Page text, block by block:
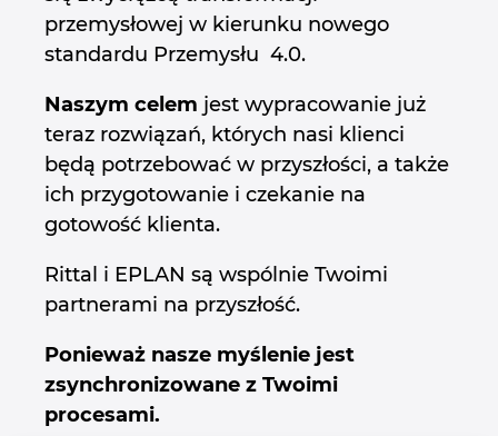
przemysłowej w kierunku nowego
standardu Przemysłu 4.0.
Naszym celem jest wypracowanie już
teraz rozwiązań, których nasi klienci
będą potrzebować w przyszłości, a także
ich przygotowanie i czekanie na
gotowość klienta.
Rittal i EPLAN są wspólnie Twoimi
partnerami na przyszłość.
Ponieważ nasze myślenie jest
zsynchronizowane z Twoimi
procesami.
Filipiny
Francja
Grecja
Holandia
Indie
Indonezja